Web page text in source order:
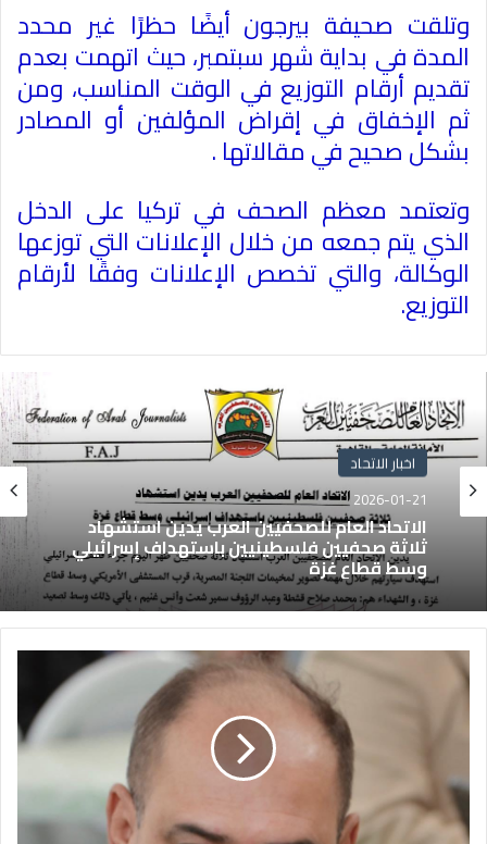
وتلقت صحيفة بيرجون أيضًا حظرًا غير محدد
المدة في بداية شهر سبتمبر، حيث اتهمت بعدم
تقديم أرقام التوزيع في الوقت المناسب، ومن
ثم الإخفاق في إقراض المؤلفين أو المصادر
بشكل صحيح في مقالاتها.
وتعتمد معظم الصحف في تركيا على الدخل
الذي يتم جمعه من خلال الإعلانات التي توزعها
الوكالة، والتي تخصص الإعلانات وفقًا لأرقام
التوزيع.
اخبار الاتحاد
2026-01-21
الاتحاد العام للصحفيين العرب يدين استشهاد
ثلاثة صحفيين فلسطينيين باستهداف إسرائيلي
وسط قطاع غزة